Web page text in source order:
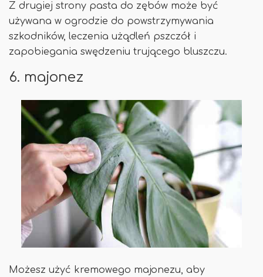
Z drugiej strony pasta do zębów może być
używana w ogrodzie do powstrzymywania
szkodników, leczenia użądleń pszczół i
zapobiegania swędzeniu trującego bluszczu.
6. majonez
Możesz użyć kremowego majonezu, aby